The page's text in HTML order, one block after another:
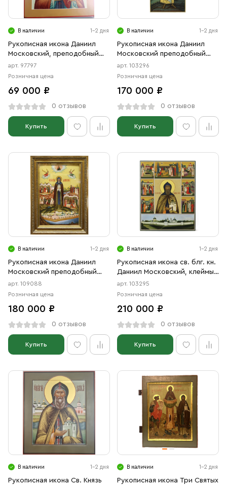
Ювелирные изделия
В наличии 1-2 дня
Рукописная икона Даниил
Московский, преподобный
благоверный князь, писаная
икона
арт. 97797
Розничная цена
69 000 ₽
0 отзывов
Купить
В наличии 1-2 дня
Рукописная икона Даниил
Московский преподобный
Князь, писаная икона
арт. 103296
Розничная цена
170 000 ₽
0 отзывов
Купить
В наличии 1-2 дня
Рукописная икона Даниил
Московский преподобный
Князь, писаная икона с
киотом
арт. 109088
Розничная цена
180 000 ₽
0 отзывов
Купить
В наличии 1-2 дня
Рукописная икона св. блг. кн.
Даниил Московский, клеймы
с житием
арт. 103295
Розничная цена
210 000 ₽
0 отзывов
Купить
В наличии 1-2 дня
Рукописная икона Св. Князь
В наличии 1-2 дня
Рукописная икона Три Святых